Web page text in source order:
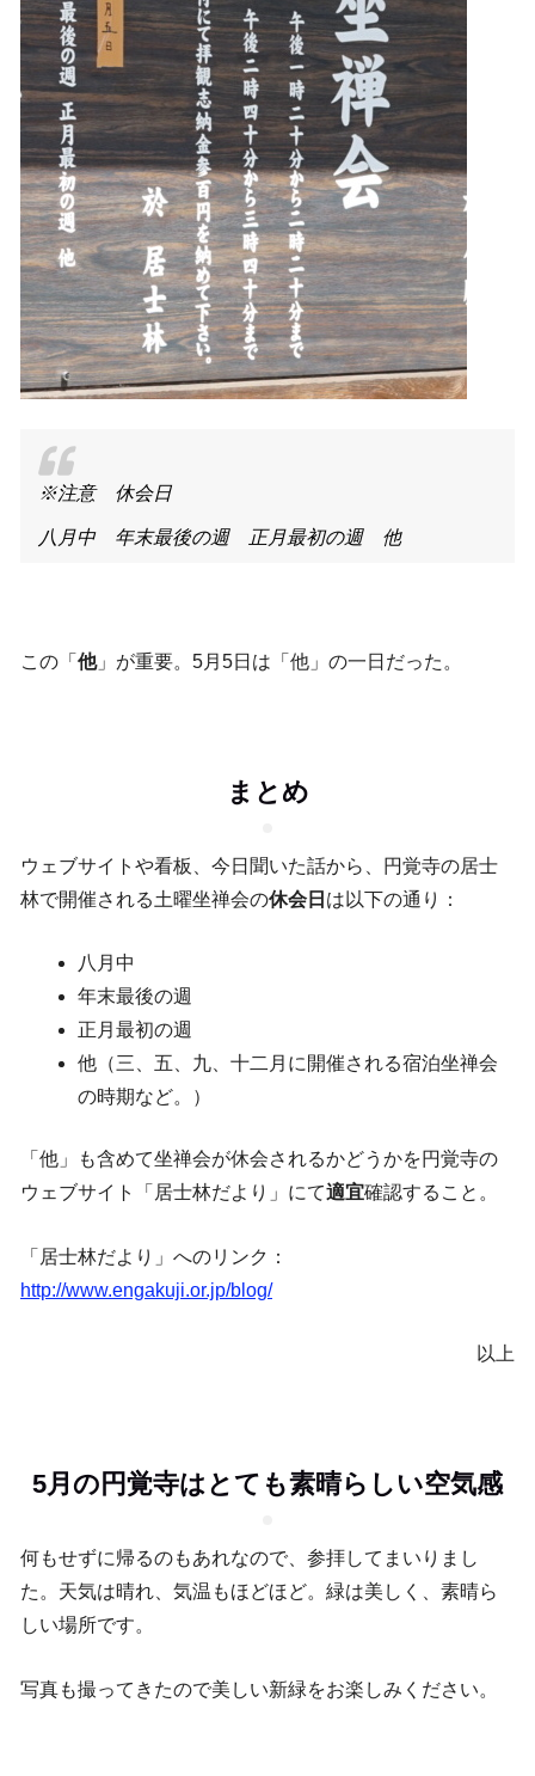
※注意 休会日
八月中 年末最後の週 正月最初の週 他
この「 他」が重要。5月5日は「他」の一日だった。
まとめ
ウェブサイトや看板、今日聞いた話から、円覚寺の居士
林で開催される土曜坐禅会の休会日 は以下の通り：
八月中
年末最後の週
正月最初の週
他（三、五、九、十二月に開催される宿泊坐禅会
の時期など。）
「他」も含めて坐禅会が休会されるかどうかを円覚寺の
ウェブサイト「居士林だより」にて適宜確認すること。
「居士林だより」へのリンク：
http://www.engakuji.or.jp/blog/
以上
5月の円覚寺はとても素晴らしい空気感
何もせずに帰るのもあれなので、参拝してまいりまし
た。天気は晴れ、気温もほどほど。緑は美しく、素晴ら
しい場所です。
写真も撮ってきたので美しい新緑をお楽しみください。